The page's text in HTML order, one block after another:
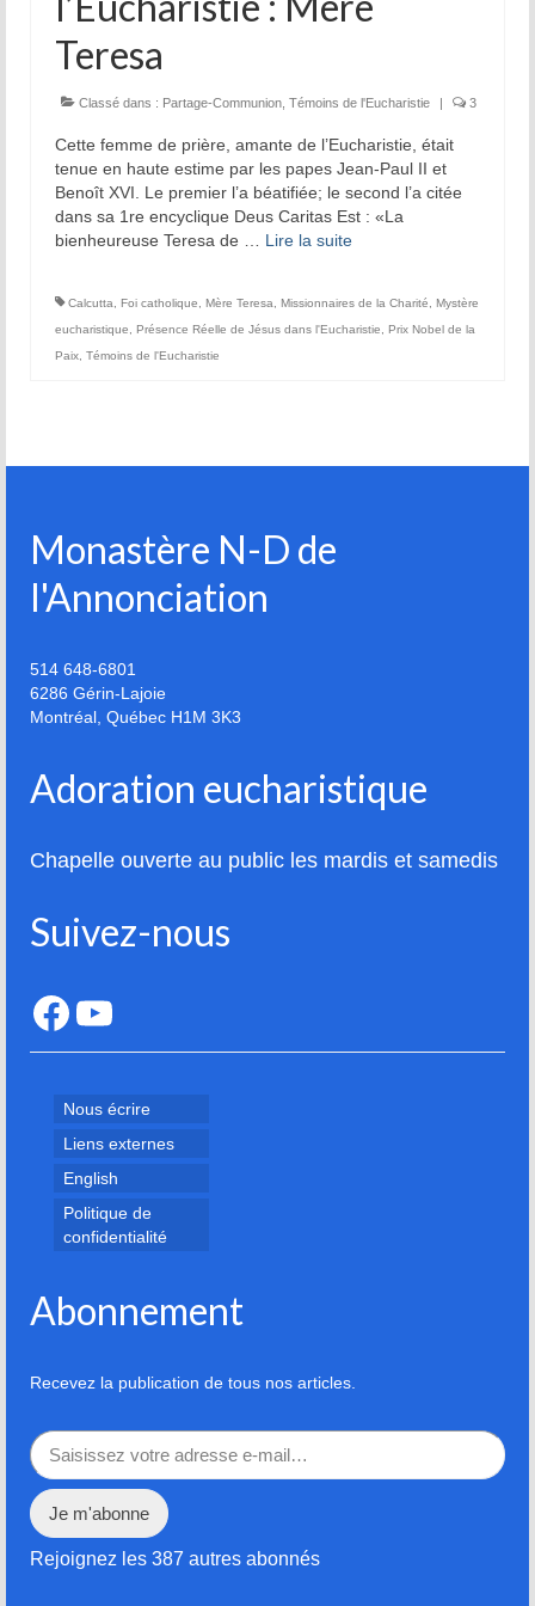
Prière d’Adoration et de Louange
Parole de Dieu
Solitude Communion
Prière d’intercession
Dévotion mariale
Jeanne Le Ber
Cause de Jeanne Le Ber
Le Tombeau de Jeanne Le Ber
Bibliographie sur Jeanne Le Ber
La tradition des Recluses
Famille reclusienne
Adoratrices et Adorateurs Missionnaires
Dix fêtes liturgiques
Teresa
Classé dans : Partage-Communion, Témoins de l'Eucharistie 3
Cette femme de prière, amante de l’Eucharistie, était
tenue en haute estime par les papes Jean-Paul II et
Benoît XVI. Le premier l’a béatifiée; le second l’a citée
dans sa 1re encyclique Deus Caritas Est : «La
bienheureuse Teresa de … Lire la suite­­
Calcutta, Foi catholique, Mère Teresa, Missionnaires de la Charité, Mystère
eucharistique, Présence Réelle de Jésus dans l'Eucharistie, Prix Nobel de la
Paix, Témoins de l'Eucharistie
Monastère N-D de
l'Annonciation
514 648-6801
6286 Gérin-Lajoie
Montréal, Québec H1M 3K3
Adoration eucharistique
Chapelle ouverte au public les mardis et samedis
Suivez-nous
Facebook
YouTube
Nous écrire
Liens externes
English
Politique de
confidentialité
Abonnement
Recevez la publication de tous nos articles.
Saisissez votre adresse e-mail…
Je m'abonne
Rejoignez les 387 autres abonnés